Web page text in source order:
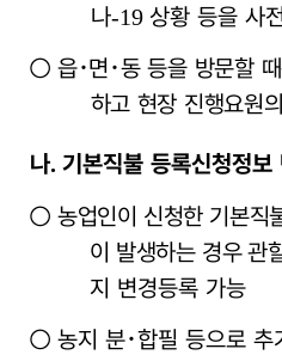
나-19 상황 등을 사
○ 읍･면 ･동 등을 방문할
하고 현장 진행요원
나. 기본직불 등록신청정보
○ 농업인이 신청한 기본직
이 발생하는 경우 관
지 변경등록 가능
○ 농지 분･합필 등으로 추